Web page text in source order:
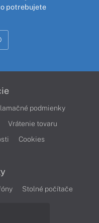
potrebujete
podmienky
Vrátenie tovaru
Cookies
Stolné počítače